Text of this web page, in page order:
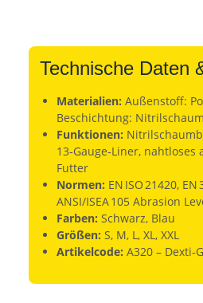
Technische Daten
Materialien: Außenstoff:
Beschichtung: Nitrilschaum
Funktionen:
13‑Gauge‑Liner, nahtloses
Futter
Normen: EN ISO 21420,
ANSI/ISEA 105 Abrasion
Farben: Schwarz, Blau
Größen: S, M, L, XL, XXL
Artikelcode: A320 –